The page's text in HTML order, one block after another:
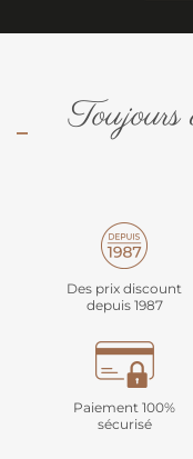
Toujours
Des prix discount
depuis 1987
Paiement 100%
sécurisé